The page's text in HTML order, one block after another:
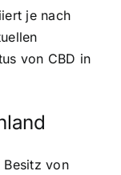
je nach
von CBD in
Besitz von